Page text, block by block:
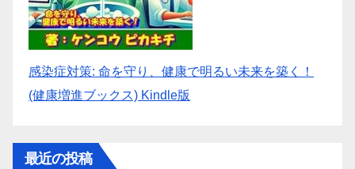
感染症対策: 命を守り、健康で明るい未来を築く！
(健康増進ブックス) Kindle版
最近の投稿